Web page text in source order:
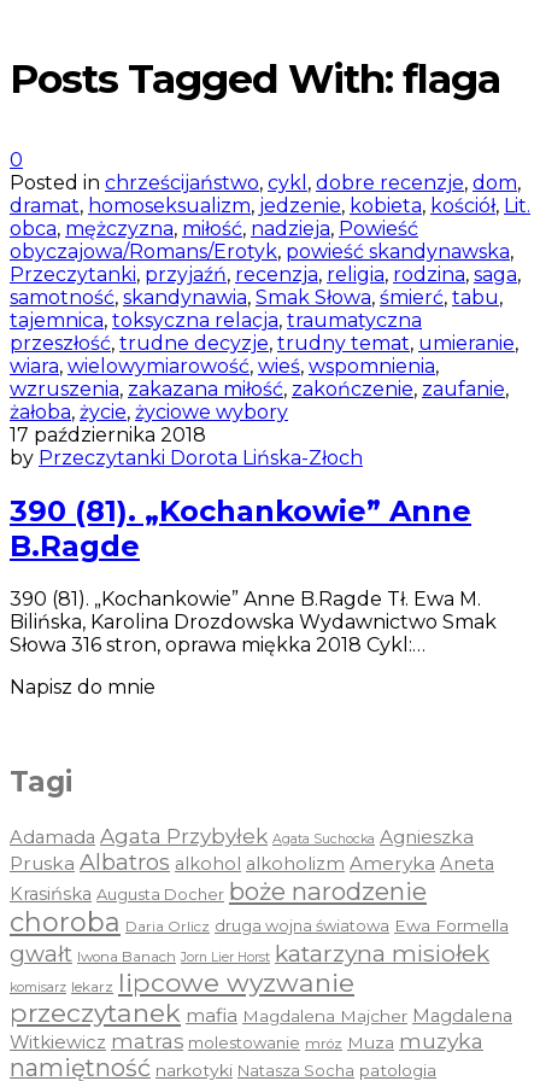
Posts Tagged With: flaga
0
Posted in chrześcijaństwo, cykl , dobre recenzje, dom,
dramat, homoseksualizm, jedzenie, kobieta, kościół, Lit.
obca, mężczyzna, miłość, nadzieja, Powieść
obyczajowa/Romans/Erotyk, powieść skandynawska,
Przeczytanki, przyjaźń, recenzja, religia, rodzina, saga,
samotność, skandynawia, Smak Słowa, śmierć, tabu,
tajemnica, toksyczna relacja, traumatyczna
przeszłość, trudne decyzje, trudny temat, umieranie,
wiara, wielowymiarowość, wieś, wspomnienia,
wzruszenia, zakazana miłość, zakończenie, zaufanie,
żałoba, życie, życiowe wybory
17 października 2018
by Przeczytanki Dorota Lińska-Złoch
390 (81). „Kochankowie” Anne
B.Ragde
390 (81). „Kochankowie” Anne B.Ragde Tł. Ewa M.
Bilińska, Karolina Drozdowska Wydawnictwo Smak
Słowa 316 stron, oprawa miękka 2018 Cykl:…
Napisz do mnie
Tagi
Adamada Agata Przybyłek Agata Suchocka Agnieszka
Pruska Albatros alkohol alkoholizm Ameryka Aneta
Krasińska Augusta Docher boże narodzenie
choroba Daria Orlicz druga wojna światowa Ewa Formella
gwałt Iwona Banach Jorn Lier Horst katarzyna misiołek
komisarz lekarz lipcowe wyzwanie
przeczytanek mafia Magdalena Majcher Magdalena
Witkiewicz matras molestowanie mróz Muza muzyka
namiętność narkotyki Natasza Socha patologia